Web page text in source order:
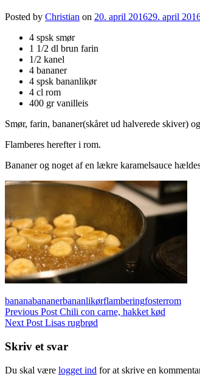
Posted by Christian on 20. april 201629. april
4 spsk smør
1 1/2 dl brun farin
1/2 kanel
4 bananer
4 spsk bananlikør
4 cl rom
400 gr vanilleis
Smør, farin, bananer(skåret ud halverede skiver)
Flamberes herefter i rom.
Bananer og noget af en lækre karamelsauce
bananabananerbananlikørflamberingfosterrom
Indlægsnavigation
Previous Post Chili con carne, hakket kød
Next Post Lisas rugbrød
Skriv et svar
Du skal være logget ind for at skrive en